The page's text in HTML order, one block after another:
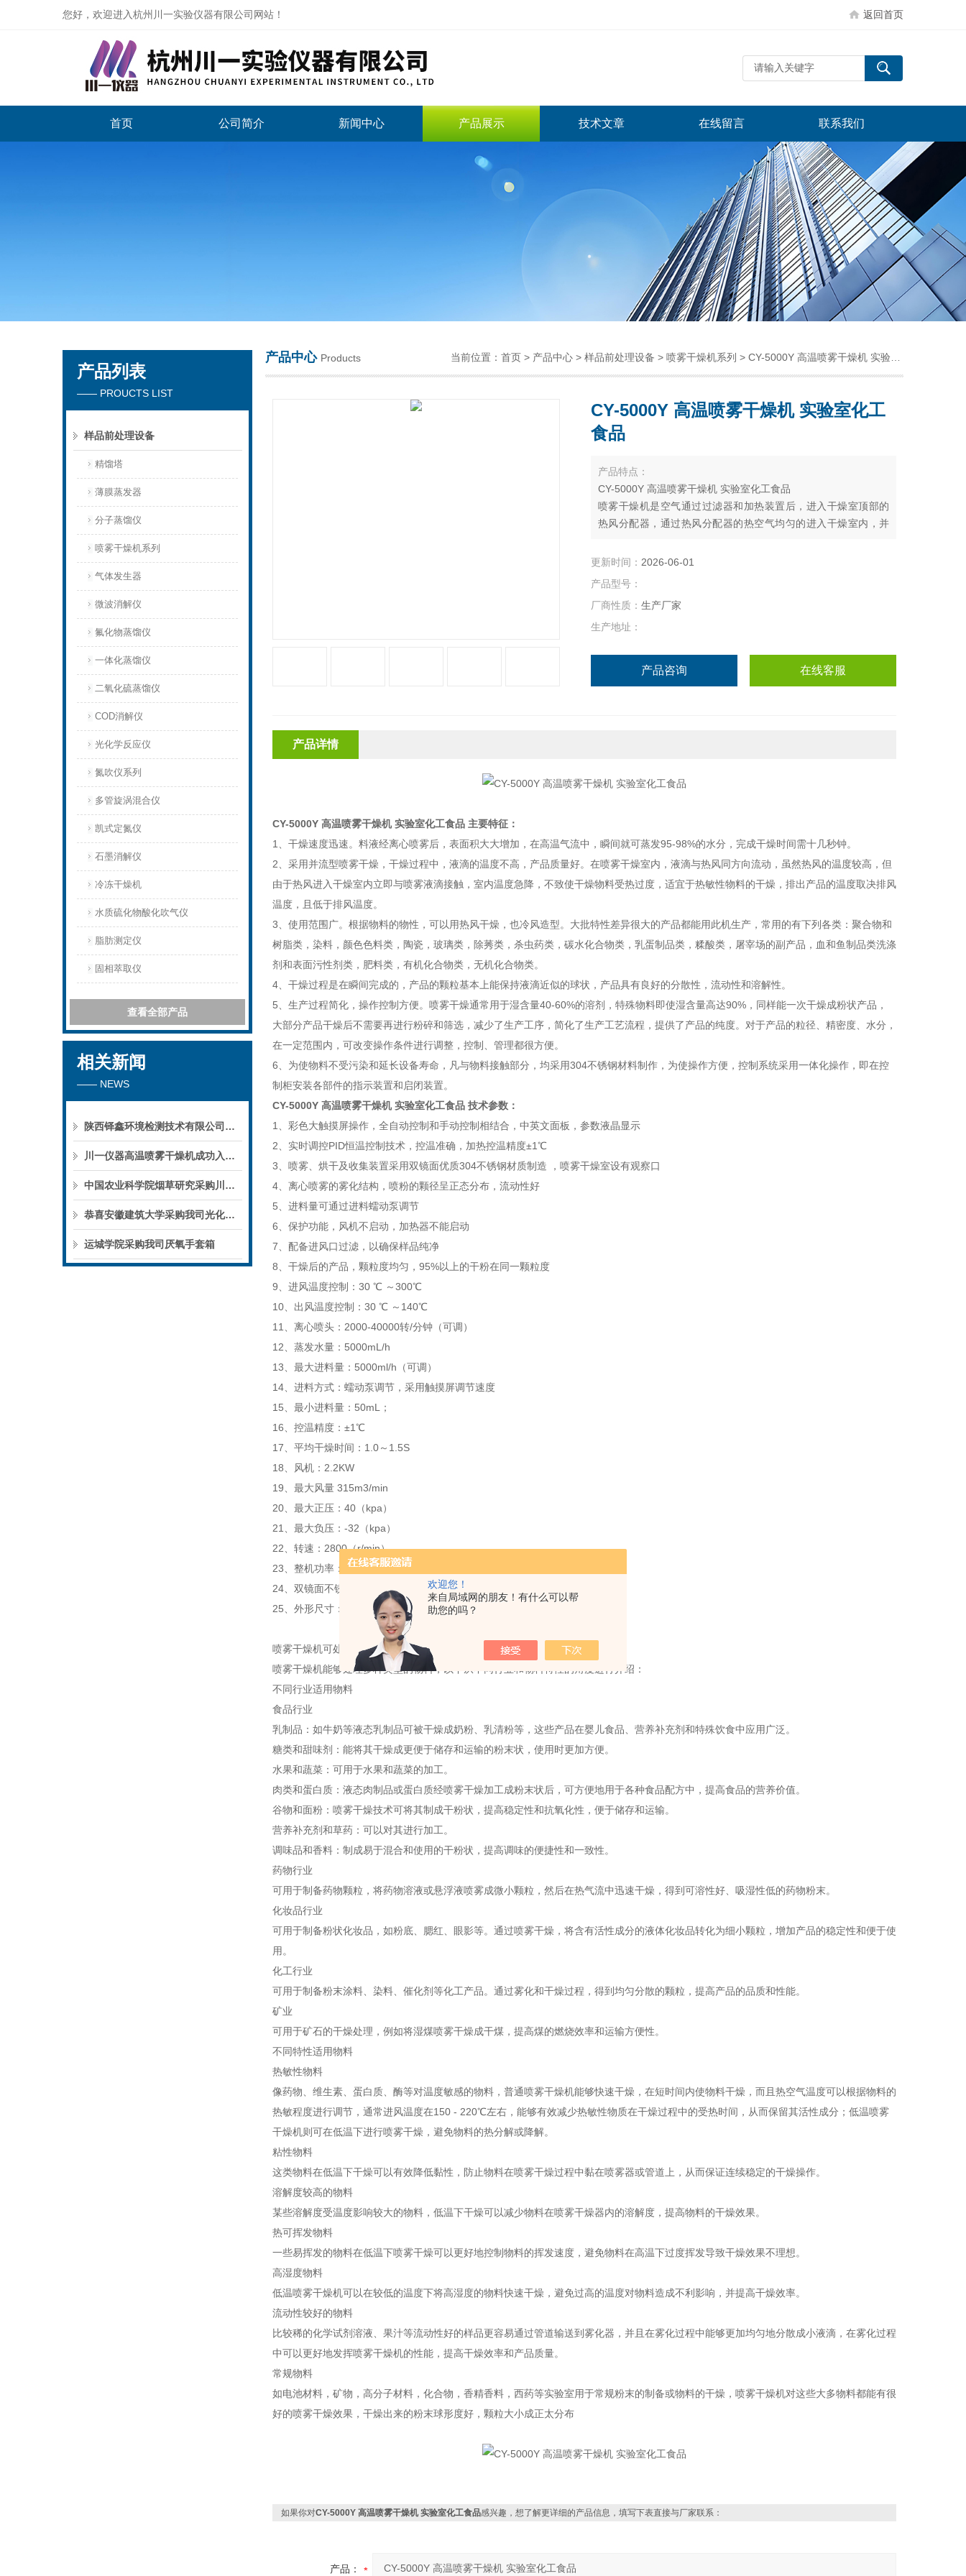
欢迎您！
来自局域网的朋友！有什么可以帮
助您的吗？
您好，欢迎进入杭州川一实验仪器有限公司网站！ 返回首页
杭州川一实验仪器有限公司
首页 公司简介 新闻中心 产品展示 技术文章 在线留言 联系我们
产品列表
—— PROUCTS LIST
样品前处理设备
精馏塔
薄膜蒸发器
分子蒸馏仪
喷雾干燥机系列
气体发生器
微波消解仪
氟化物蒸馏仪
一体化蒸馏仪
二氧化硫蒸馏仪
COD消解仪
光化学反应仪
氮吹仪系列
多管旋涡混合仪
凯式定氮仪
石墨消解仪
冷冻干燥机
水质硫化物酸化吹气仪
脂肪测定仪
固相萃取仪
查看全部产品
相关新闻
—— NEWS
陕西铎鑫环境检测技术有限公司采购我司全自动液液萃取仪
川一仪器高温喷雾干燥机成功入驻鄱阳职业学院，助力职业教育实训平台升级
中国农业科学院烟草研究采购川一仪器喷雾干燥机
恭喜安徽建筑大学采购我司光化学反应仪
运城学院采购我司厌氧手套箱
产品中心 Products 当前位置： 首页 > 产品中心 > 样品前处理设备 > 喷雾干燥机系列 > CY-5000Y 高温喷雾干燥机 实验室化工食品
CY-5000Y 高温喷雾干燥机 实验室化工
食品
产品特点：
CY-5000Y 高温喷雾干燥机 实验室化工食品
喷雾干燥机是空气通过过滤器和加热装置后，进入干燥室顶部的
热风分配器，通过热风分配器的热空气均匀的进入干燥室内，并
液被喷成绩效的雾状液滴，使料液和热空气接触的表面积大大增
燥器底部的收集筒回收，废气由离心风机排出。
更新时间： 2026-06-01
产品型号：
厂商性质： 生产厂家
生产地址：
产品咨询 在线客服
产品详情
CY-5000Y 高温喷雾干燥机 实验室化工食品 主要特征：
1、干燥速度迅速。料液经离心喷雾后，表面积大大增加，在高温气流中，瞬间就可蒸发95-98%的水分，完成干燥时间需十几秒钟。
2、采用并流型喷雾干燥，干燥过程中，液滴的温度不高，产品质量好。在喷雾干燥室内，液滴与热风同方向流动，虽然热风的温度较高，但
由于热风进入干燥室内立即与喷雾液滴接触，室内温度急降，不致使干燥物料受热过度，适宜于热敏性物料的干燥，排出产品的温度取决排风
温度，且低于排风温度。
3、使用范围广。根据物料的物性，可以用热风干燥，也冷风造型。大批特性差异很大的产品都能用此机生产，常用的有下列各类：聚合物和
树脂类，染料，颜色色料类，陶瓷，玻璃类，除莠类，杀虫药类，碳水化合物类，乳蛋制品类，糅酸类，屠宰场的副产品，血和鱼制品类洗涤
剂和表面污性剂类，肥料类，有机化合物类，无机化合物类。
4、干燥过程是在瞬间完成的，产品的颗粒基本上能保持液滴近似的球状，产品具有良好的分散性，流动性和溶解性。
5、生产过程简化，操作控制方便。喷雾干燥通常用于湿含量40-60%的溶剂，特殊物料即使湿含量高达90%，同样能一次干燥成粉状产品，
大部分产品干燥后不需要再进行粉碎和筛选，减少了生产工序，简化了生产工艺流程，提供了产品的纯度。对于产品的粒径、精密度、水分，
在一定范围内，可改变操作条件进行调整，控制、管理都很方便。
6、为使物料不受污染和延长设备寿命，凡与物料接触部分，均采用304不锈钢材料制作，为使操作方便，控制系统采用一体化操作，即在控
制柜安装各部件的指示装置和启闭装置。
CY-5000Y 高温喷雾干燥机 实验室化工食品 技术参数：
1、彩色大触摸屏操作，全自动控制和手动控制相结合，中英文面板，参数液晶显示
2、实时调控PID恒温控制技术，控温准确，加热控温精度±1℃
3、喷雾、烘干及收集装置采用双镜面优质304不锈钢材质制造 ，喷雾干燥室设有观察口
4、离心喷雾的雾化结构，喷粉的颗径呈正态分布，流动性好
5、进料量可通过进料蠕动泵调节
6、保护功能，风机不启动，加热器不能启动
7、配备进风口过滤，以确保样品纯净
8、干燥后的产品，颗粒度均匀，95%以上的干粉在同一颗粒度
9、进风温度控制：30 ℃ ～300℃
10、出风温度控制：30 ℃ ～140℃
11、离心喷头：2000-40000转/分钟（可调）
12、蒸发水量：5000mL/h
13、最大进料量：5000ml/h（可调）
14、进料方式：蠕动泵调节，采用触摸屏调节速度
15、最小进料量：50mL；
16、控温精度：±1℃
17、平均干燥时间：1.0～1.5S
18、风机：2.2KW
19、最大风量 315m3/min
20、最大正压：40（kpa）
21、最大负压：-32（kpa）
22、转速：2800（r/min）
23、整机功率：9KW /380V
24、双镜面不锈钢干燥塔直径：内径1000mm，外径1100mm，高2000mm
25、外形尺寸：2000mm(长）×1100mm（宽）×2200mm（高）
喷雾干燥机可处理的物料
喷雾干燥机能够处理多种类型的物料，以下从不同行业和物料特性的角度进行介绍：
不同行业适用物料
食品行业
乳制品：如牛奶等液态乳制品可被干燥成奶粉、乳清粉等，这些产品在婴儿食品、营养补充剂和特殊饮食中应用广泛。
糖类和甜味剂：能将其干燥成更便于储存和运输的粉末状，使用时更加方便。
水果和蔬菜：可用于水果和蔬菜的加工。
肉类和蛋白质：液态肉制品或蛋白质经喷雾干燥加工成粉末状后，可方便地用于各种食品配方中，提高食品的营养价值。
谷物和面粉：喷雾干燥技术可将其制成干粉状，提高稳定性和抗氧化性，便于储存和运输。
营养补充剂和草药：可以对其进行加工。
调味品和香料：制成易于混合和使用的干粉状，提高调味的便捷性和一致性。
药物行业
可用于制备药物颗粒，将药物溶液或悬浮液喷雾成微小颗粒，然后在热气流中迅速干燥，得到可溶性好、吸湿性低的药物粉末。
化妆品行业
可用于制备粉状化妆品，如粉底、腮红、眼影等。通过喷雾干燥，将含有活性成分的液体化妆品转化为细小颗粒，增加产品的稳定性和便于使
用。
化工行业
可用于制备粉末涂料、染料、催化剂等化工产品。通过雾化和干燥过程，得到均匀分散的颗粒，提高产品的品质和性能。
矿业
可用于矿石的干燥处理，例如将湿煤喷雾干燥成干煤，提高煤的燃烧效率和运输方便性。
不同特性适用物料
热敏性物料
像药物、维生素、蛋白质、酶等对温度敏感的物料，普通喷雾干燥机能够快速干燥，在短时间内使物料干燥，而且热空气温度可以根据物料的
热敏程度进行调节，通常进风温度在150 - 220℃左右，能够有效减少热敏性物质在干燥过程中的受热时间，从而保留其活性成分；低温喷雾
干燥机则可在低温下进行喷雾干燥，避免物料的热分解或降解。
粘性物料
这类物料在低温下干燥可以有效降低黏性，防止物料在喷雾干燥过程中黏在喷雾器或管道上，从而保证连续稳定的干燥操作。
溶解度较高的物料
某些溶解度受温度影响较大的物料，低温下干燥可以减少物料在喷雾干燥器内的溶解度，提高物料的干燥效果。
热可挥发物料
一些易挥发的物料在低温下喷雾干燥可以更好地控制物料的挥发速度，避免物料在高温下过度挥发导致干燥效果不理想。
高湿度物料
低温喷雾干燥机可以在较低的温度下将高湿度的物料快速干燥，避免过高的温度对物料造成不利影响，并提高干燥效率。
流动性较好的物料
比较稀的化学试剂溶液、果汁等流动性好的样品更容易通过管道输送到雾化器，并且在雾化过程中能够更加均匀地分散成小液滴，在雾化过程
中可以更好地发挥喷雾干燥机的性能，提高干燥效率和产品质量。
常规物料
如电池材料，矿物，高分子材料，化合物，香精香料，西药等实验室用于常规粉末的制备或物料的干燥，喷雾干燥机对这些大多物料都能有很
好的喷雾干燥效果，干燥出来的粉末球形度好，颗粒大小成正太分布
如果你对CY-5000Y 高温喷雾干燥机 实验室化工食品感兴趣，想了解更详细的产品信息，填写下表直接与厂家联系：
产品：